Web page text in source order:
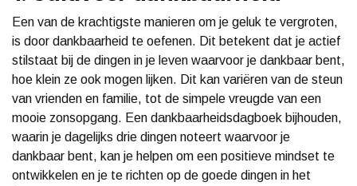
Een van de krachtigste manieren om je geluk te vergroten,
is door dankbaarheid te oefenen. Dit betekent dat je actief
stilstaat bij de dingen in je leven waarvoor je dankbaar bent,
hoe klein ze ook mogen lijken. Dit kan variëren van de steun
van vrienden en familie, tot de simpele vreugde van een
mooie zonsopgang. Een dankbaarheidsdagboek bijhouden,
waarin je dagelijks drie dingen noteert waarvoor je
dankbaar bent, kan je helpen om een positieve mindset te
ontwikkelen en je te richten op de goede dingen in het